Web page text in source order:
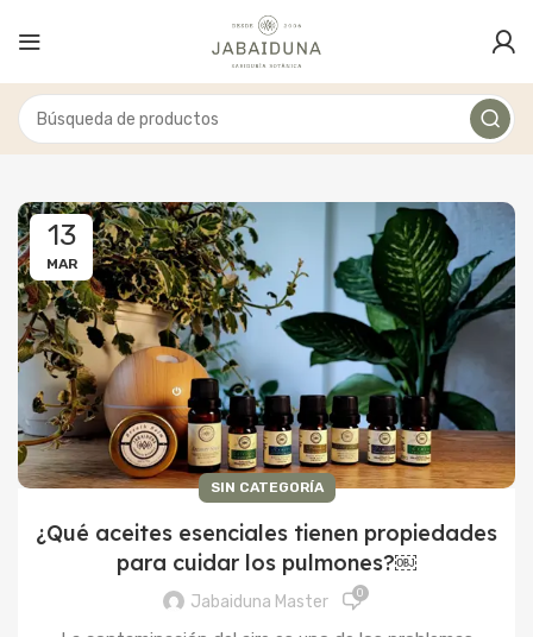
13
MAR
SIN CATEGORÍA
¿Qué aceites esenciales tienen propiedades
para cuidar los pulmones?￼
Jabaiduna Master 0